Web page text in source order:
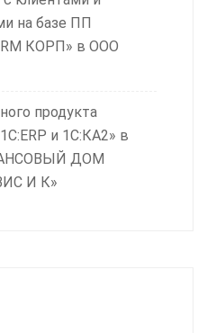
на базе ПП
КОРП» в ООО
продукта
и 1С:КА2» в
ДОМ
И К»